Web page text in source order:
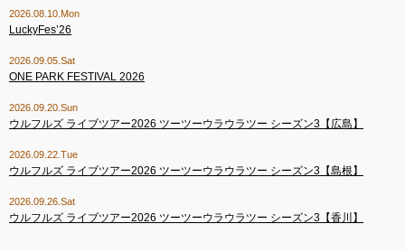
2026.08.10.Mon
LuckyFes’26
2026.09.05.Sat
ONE PARK FESTIVAL 2026
2026.09.20.Sun
ウルフルズ ライブツアー2026 ツーツーウラウラツー シーズン3【広島】
2026.09.22.Tue
ウルフルズ ライブツアー2026 ツーツーウラウラツー シーズン3【島根】
2026.09.26.Sat
ウルフルズ ライブツアー2026 ツーツーウラウラツー シーズン3【香川】